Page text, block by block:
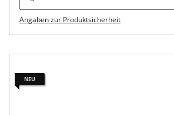
Angaben zur Produktsicherheit
NEU